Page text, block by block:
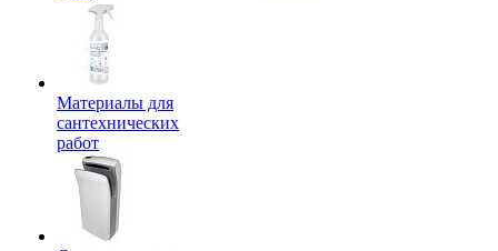
Материалы для
сантехнических
работ